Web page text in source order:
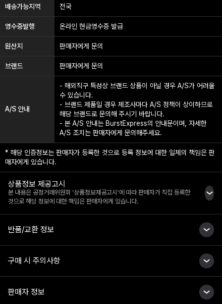
【중요】
재고에 대하여
재고 부족이 없도록 노력하고 있으나, 재고는 매일 변동하므로 주문하신 시점
에 품절될 수 있습니다.
이나 단종이 발생할 수 있습니다.
이럴 경우 주문이 취소될 수 있으니, 미리 양해해 주신 후 주문해 주시기 바랍
니다.
위 내용을 토대로 구매 전 판매는 받지 않고 있습니다. 또한, 드롭쉬핑하시는
분은 주의하여 주문해 주시기 바랍니다.
배송가능지역 전국
영수증발행 온라인 현금영수증 발급
원산지 판매자에게 문의
브랜드 판매자에게 문의
A/S 안내
- 해외직구 특성상 브랜드 상품이 아닐 경우 A/S가 어려울
수 있습니다.
- 브랜드 제품일 경우 제조사마다 A/S 정책이 상이하므로
해당 브랜드로 문의해 주시기 바랍니다.
- 본 A/S 안내는 BurstExpress의 안내문이며, 자세한
A/S 조치는 판매자에게 문의해주세요.
* 해당 인증정보는 판매자가 등록한 것으로 등록 정보에 대한 일체의 책임은 판
매자에게 있습니다.
상품정보 제공고시
본 내용은 공정거래위원회 '상품정보제공고시'에 따라 판매자가 직접 등록한
것으로 해당 정보에 대한 책임은 판매자에게 있습니다.
반품/교환 정보
구매 시 주의사항
판매자 정보